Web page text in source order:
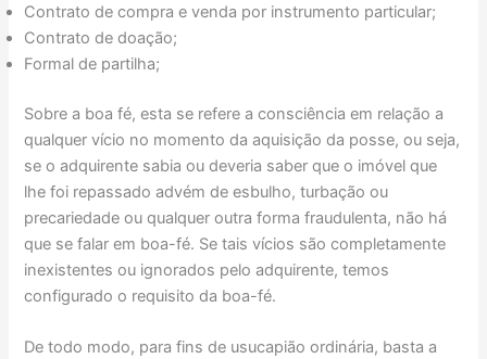
Contrato de compra e venda por instrumento particular;
Contrato de doação;
Formal de partilha;
Sobre a boa fé, esta se refere a consciência em relação a
qualquer vício no momento da aquisição da posse, ou seja,
se o adquirente sabia ou deveria saber que o imóvel que
lhe foi repassado advém de esbulho, turbação ou
precariedade ou qualquer outra forma fraudulenta, não há
que se falar em boa-fé. Se tais vícios são completamente
inexistentes ou ignorados pelo adquirente, temos
configurado o requisito da boa-fé.
De todo modo, para fins de usucapião ordinária, basta a